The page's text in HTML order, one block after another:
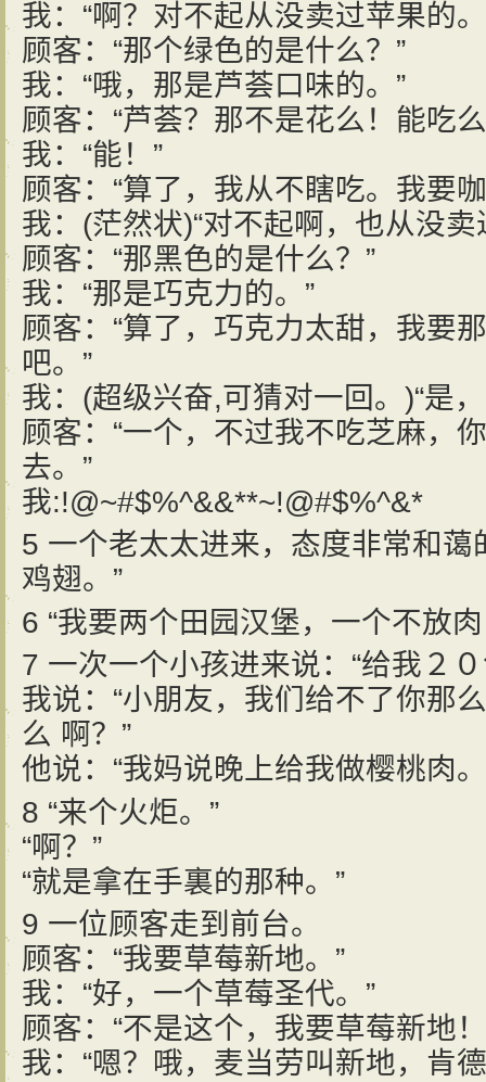
我：“啊？对不起从没卖过苹果的
顾客：“那个绿色的是什么？”
我：“哦，那是芦荟口味的。”
顾客：“芦荟？那不是花么！能吃
我：“能！”
顾客：“算了，我从不瞎吃。我要
我：(茫然状)“对不起啊，也从没卖
顾客：“那黑色的是什么？”
我：“那是巧克力的。”
顾客：“算了，巧克力太甜，我要
吧。”
我：(超级兴奋,可猜对一回。)“是
顾客：“一个，不过我不吃芝麻，
去。”
我:!@~#$%^&&**~!@#$%^&*
5 一个老太太进来，态度非常和蔼
鸡翅。”
6 “我要两个田园汉堡，一个不放
7 一次一个小孩进来说：“给我２
我说：“小朋友，我们给不了你那
么 啊？”
他说：“我妈说晚上给我做樱桃肉
8 “来个火炬。”
“啊？”
“就是拿在手裏的那种。”
9 一位顾客走到前台。
顾客：“我要草莓新地。”
我：“好，一个草莓圣代。”
顾客：“不是这个，我要草莓新地
我：“嗯？哦，麦当劳叫新地，肯